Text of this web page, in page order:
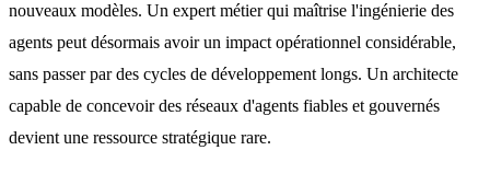
nouveaux modèles. Un expert métier qui maîtrise l'ingénierie des
agents peut désormais avoir un impact opérationnel considérable,
sans passer par des cycles de développement longs. Un architecte
capable de concevoir des réseaux d'agents fiables et gouvernés
devient une ressource stratégique rare.